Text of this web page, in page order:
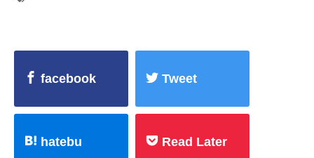
facebook Tweet
hatebu Read Later